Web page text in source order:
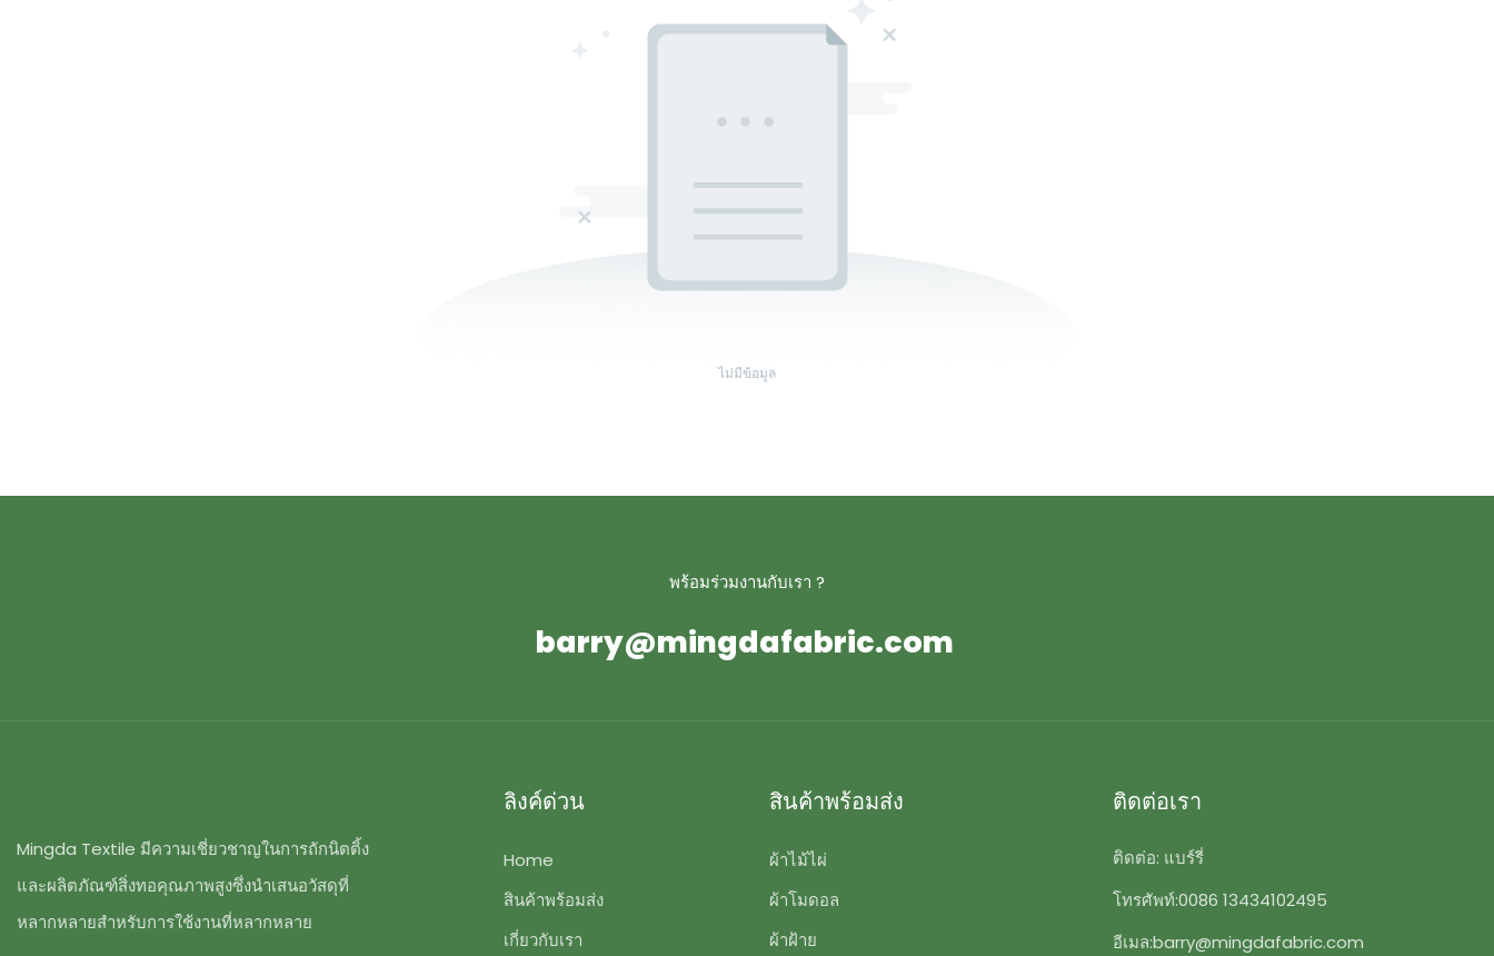
ไม่มีข้อมูล
พร้อมร่วมงานกับเรา ?
barry@mingdafabric.com
Mingda Textile มีความเชี่ยวชาญในการถักนิตติ้ง
และผลิตภัณฑ์สิ่งทอคุณภาพสูงซึ่งนำเสนอวัสดุที่
หลากหลายสำหรับการใช้งานที่หลากหลาย
ลิงค์ด่วน
Home
สินค้าพร้อมส่ง
เกี่ยวกับเรา
สินค้าพร้อมส่ง
ผ้าไม้ไผ่
ผ้าโมดอล
ผ้าฝ้าย
ติดต่อเรา
ติดต่อ: แบร์รี่
โทรศัพท์:0086 13434102495
อีเมล:barry@mingdafabric.com